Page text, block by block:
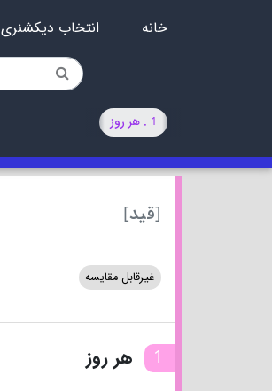
خانه انتخاب دیکشنری
1 . هر روز
[قید]
غیرقابل مقایسه
1 هر روز